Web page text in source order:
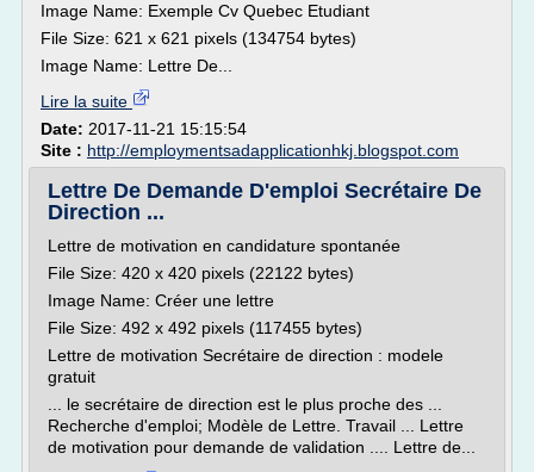
Image Name: Exemple Cv Quebec Etudiant
File Size: 621 x 621 pixels (134754 bytes)
Image Name: Lettre De...
Lire la suite
Date: 2017-11-21 15:15:54
Site : http://employmentsadapplicationhkj.blogspot.com
Lettre De Demande D'emploi Secrétaire De
Direction ...
Lettre de motivation en candidature spontanée
File Size: 420 x 420 pixels (22122 bytes)
Image Name: Créer une lettre
File Size: 492 x 492 pixels (117455 bytes)
Lettre de motivation Secrétaire de direction : modele
gratuit
... le secrétaire de direction est le plus proche des ...
Recherche d'emploi; Modèle de Lettre. Travail ... Lettre
de motivation pour demande de validation .... Lettre de...